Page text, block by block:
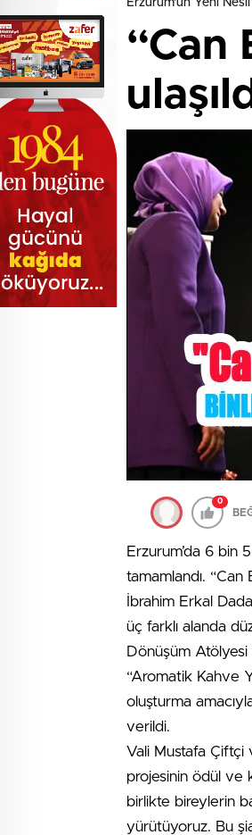
Erzurum'un Yeni
“Can
0
Erzurum’da 6 bin
tamamlandı. “Can
İbrahim Erkal
üç farklı alanda
Dönüşüm Atölyesi
“Aromatik Kahve
oluşturma
verildi.
Vali Mustafa Çiftçi
projesinin ödül ve
birlikte bireylerin
yürütüyoruz. Bu